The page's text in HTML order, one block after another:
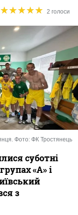
★★★★★
★★★★★ 2 голоси
Фото: ФК Тростянець
суботні
«А» і
з